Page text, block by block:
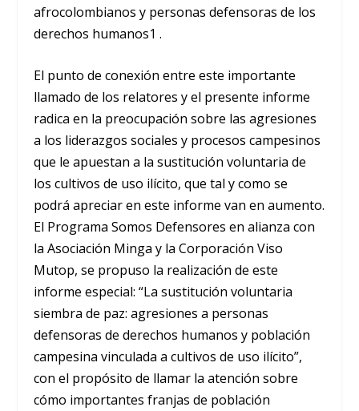
afrocolombianos y personas defensoras de los
derechos humanos1 .
El punto de conexión entre este importante
llamado de los relatores y el presente informe
radica en la preocupación sobre las agresiones
a los liderazgos sociales y procesos campesinos
que le apuestan a la sustitución voluntaria de
los cultivos de uso ilícito, que tal y como se
podrá apreciar en este informe van en aumento.
El Programa Somos Defensores en alianza con
la Asociación Minga y la Corporación Viso
Mutop, se propuso la realización de este
informe especial: “La sustitución voluntaria
siembra de paz: agresiones a personas
defensoras de derechos humanos y población
campesina vinculada a cultivos de uso ilícito”,
con el propósito de llamar la atención sobre
cómo importantes franjas de población